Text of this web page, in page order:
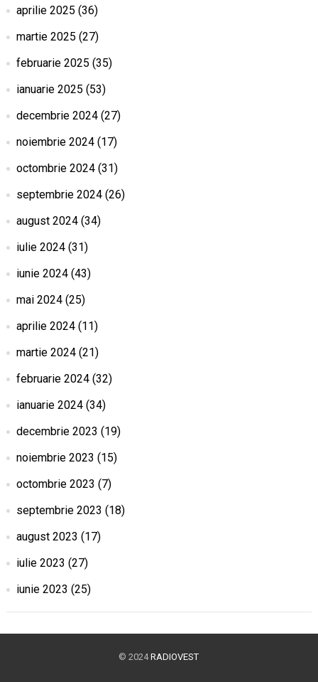
aprilie 2025 (36)
martie 2025 (27)
februarie 2025 (35)
ianuarie 2025 (53)
decembrie 2024(27)
noiembrie 2024(17)
octombrie 2024(31)
septembrie 2024(26)
august 2024(34)
iulie 2024(31)
iunie 2024(43)
mai 2024(25)
aprilie 2024(11)
martie 2024(21)
februarie 2024(32)
ianuarie 2024(34)
decembrie 2023 (19)
noiembrie 2023 (15)
octombrie 2023 (7)
septembrie 2023 (18)
august 2023 (17)
iulie 2023 (27)
iunie 2023 (25)
© 2024RADIOVEST